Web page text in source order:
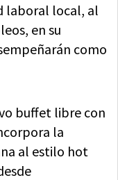
laboral local, al
en su
como
buffet libre con
la
al estilo hot